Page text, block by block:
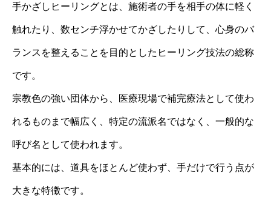
手かざしヒーリングとは、施術者の手を相手の体に軽く
触れたり、数センチ浮かせてかざしたりして、心身のバ
ランスを整えることを目的としたヒーリング技法の総称
です。
宗教色の強い団体から、医療現場で補完療法として使わ
れるものまで幅広く、特定の流派名ではなく、一般的な
呼び名として使われます。
基本的には、道具をほとんど使わず、手だけで行う点が
大きな特徴です。